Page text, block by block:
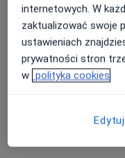
Konsultacja
poradni leczenia
odżywiania - dzieci
Od 250 zł Szczegóły
konsultacja kontrolna
internetowych. W
zaktualizować swoje
ustawieniach
prywatności stron
w polityka cookies